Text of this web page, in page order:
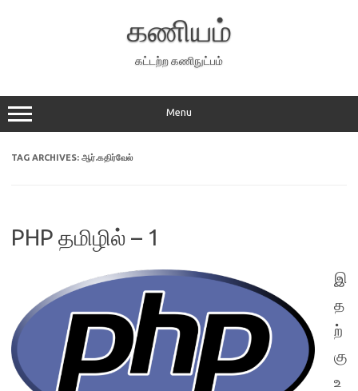
கணியம்
கட்டற்ற கணிநுட்பம்
Menu
TAG ARCHIVES: ஆர்.கதிர்வேல்
PHP தமிழில் – 1
இ
த
ற்
கு
உ